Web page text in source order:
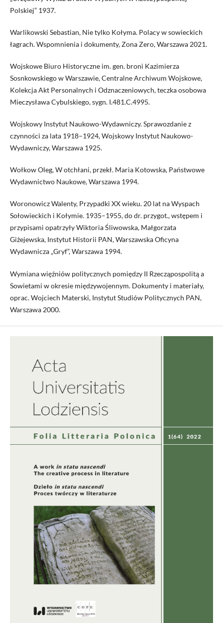
Polskiej” 1937.
Warlikowski Sebastian, Nie tylko Kołyma. Polacy w sowieckich
łagrach. Wspomnienia i dokumenty, Zona Zero, Warszawa 2021.
Wojskowe Biuro Historyczne im. gen. broni Kazimierza
Sosnkowskiego w Warszawie, Centralne Archiwum Wojskowe,
Kolekcja Akt Personalnych i Odznaczeniowych, teczka osobowa
Mieczysława Cybulskiego, sygn. I.481.C.4995.
Wojskowy Instytut Naukowo-Wydawniczy. Sprawozdanie z
czynności za lata 1918–1924, Wojskowy Instytut Naukowo-
Wydawniczy, Warszawa 1925.
Wołkow Oleg, W otchłani, przekł. Maria Kotowska, Państwowe
Wydawnictwo Naukowe, Warszawa 1994.
Woronowicz Walenty, Przypadki XX wieku. 20 lat na Wyspach
Sołowieckich i Kołymie. 1935–1955, do dr. przygot., wstępem i
przypisami opatrzyły Wiktoria Śliwowska, Małgorzata
Giżejewska, Instytut Historii PAN, Warszawska Oficyna
Wydawnicza „Gryf”, Warszawa 1994.
Wymiana więźniów politycznych pomiędzy II Rzecząpospolitą a
Sowietami w okresie międzywojennym. Dokumenty i materiały,
oprac. Wojciech Materski, Instytut Studiów Politycznych PAN,
Warszawa 2000.